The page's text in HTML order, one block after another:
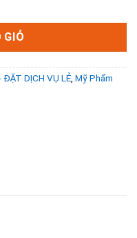
GIỎ
DỊCH VỤ LẺ Mỹ Phẩm